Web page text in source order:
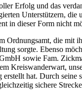
Erfolg und das
Unterstützern, die
in dieser Form nicht
Ordnungsamt, die mit
sorgte. Ebenso
sowie Fam.
Kreiswanderwart,
erstellt hat. Durch
sichere